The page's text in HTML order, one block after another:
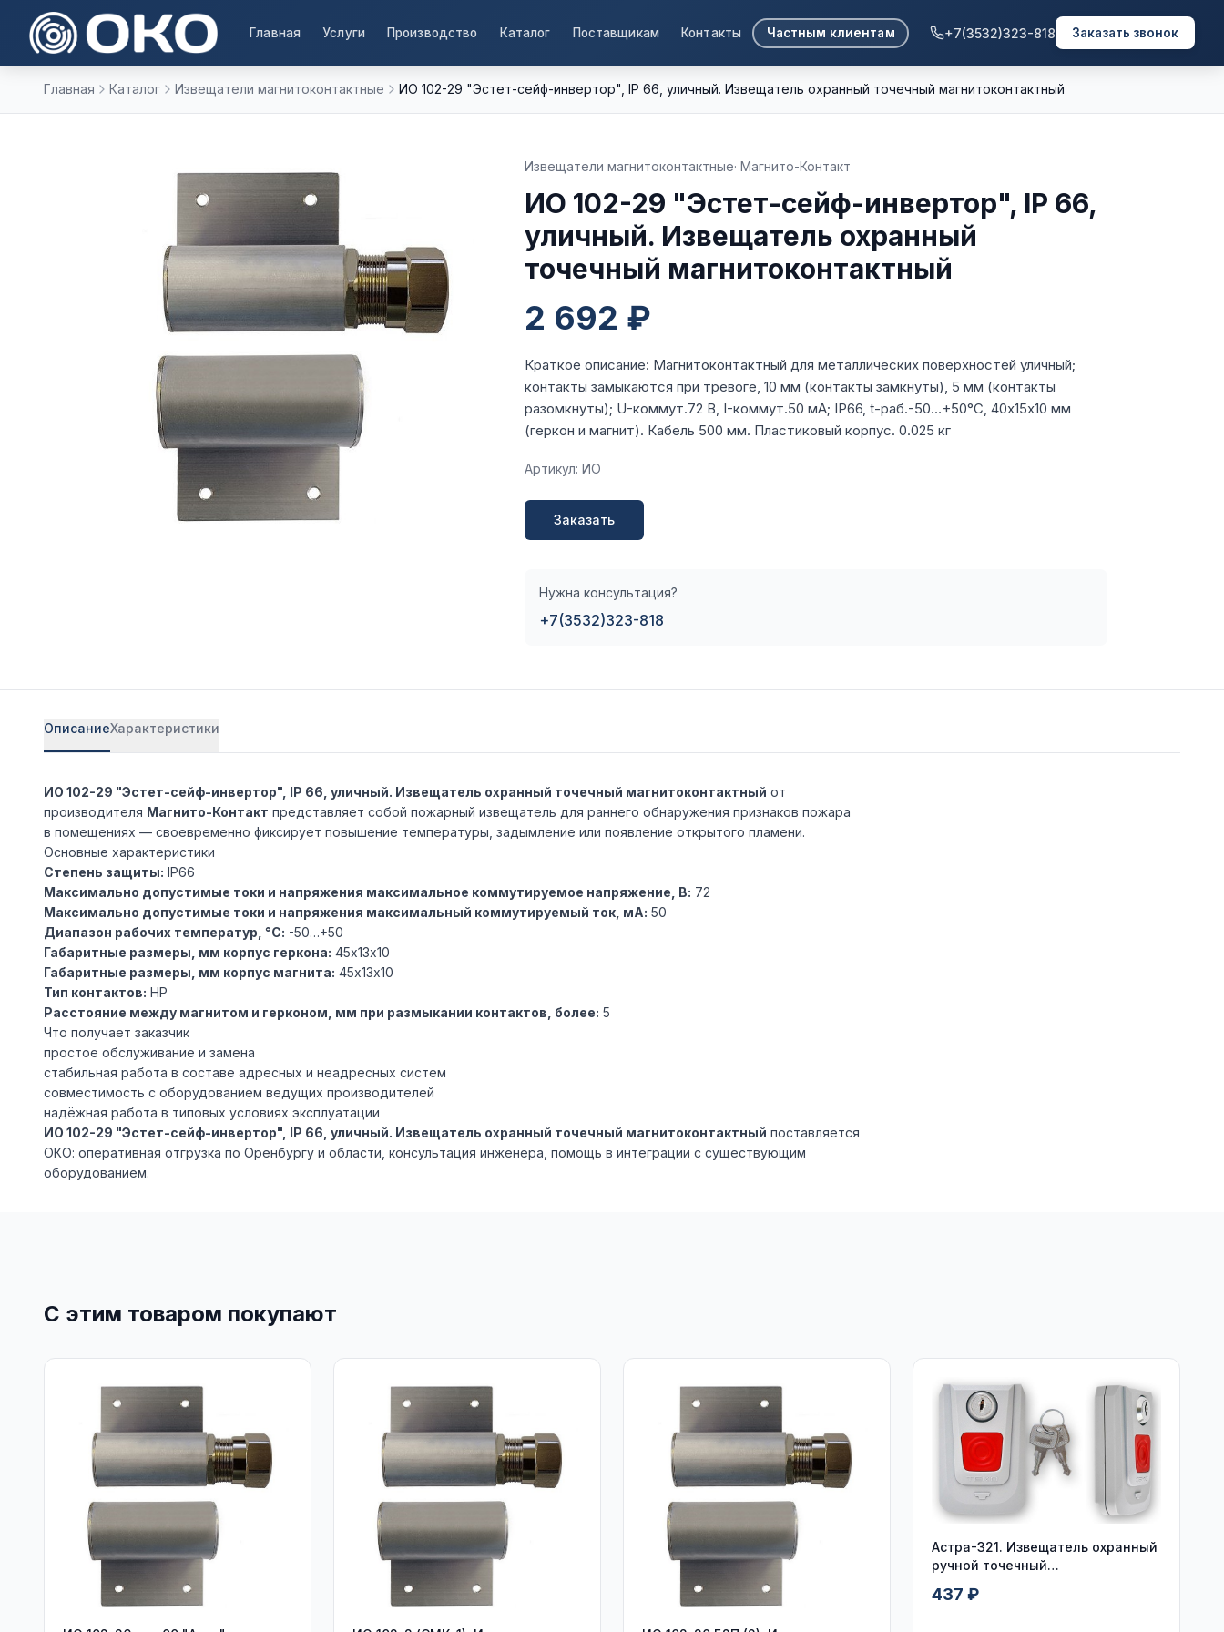
Главная Услуги Производство Каталог Поставщикам Контакты Частным клиентам +7(3532)323-818 Заказать звонок
Главная Каталог Извещатели магнитоконтактные ИО 102-29 "Эстет-сейф-инвертор", IP 66, уличный. Извещатель охранный точечный магнитоконтактный
Извещатели магнитоконтактные· Магнито-Контакт
ИО 102-29 "Эстет-сейф-инвертор", IP 66,
уличный. Извещатель охранный
точечный магнитоконтактный
2 692 ₽
Краткое описание: Магнитоконтактный для металлических поверхностей уличный;
контакты замыкаются при тревоге, 10 мм (контакты замкнуты), 5 мм (контакты
разомкнуты); U-коммут.72 В, I-коммут.50 мА; IP66, t-раб.-50…+50°С, 40х15х10 мм
(геркон и магнит). Кабель 500 мм. Пластиковый корпус. 0.025 кг
Артикул: ИО
Заказать
Нужна консультация?
+7(3532)323-818
ОписаниеХарактеристики
ИО 102-29 "Эстет-сейф-инвертор", IP 66, уличный. Извещатель охранный точечный магнитоконтактный от
производителя Магнито-Контакт представляет собой пожарный извещатель для раннего обнаружения признаков пожара
в помещениях — своевременно фиксирует повышение температуры, задымление или появление открытого пламени.
Основные характеристики
Степень защиты: IP66
Максимально допустимые токи и напряжения максимальное коммутируемое напряжение, В: 72
Максимально допустимые токи и напряжения максимальный коммутируемый ток, мА: 50
Диапазон рабочих температур, °С: -50…+50
Габаритные размеры, мм корпус геркона: 45х13х10
Габаритные размеры, мм корпус магнита: 45х13х10
Тип контактов: НР
Расстояние между магнитом и герконом, мм при размыкании контактов, более: 5
Что получает заказчик
простое обслуживание и замена
стабильная работа в составе адресных и неадресных систем
совместимость с оборудованием ведущих производителей
надёжная работа в типовых условиях эксплуатации
ИО 102-29 "Эстет-сейф-инвертор", IP 66, уличный. Извещатель охранный точечный магнитоконтактный поставляется
ОКО: оперативная отгрузка по Оренбургу и области, консультация инженера, помощь в интеграции с существующим
оборудованием.
С этим товаром покупают
Астра-321. Извещатель охранный
ручной точечный
437 ₽